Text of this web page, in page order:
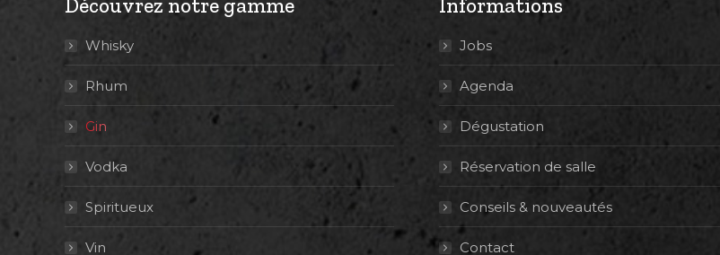
Découvrez notre gamme
Whisky
Rhum
Gin
Vodka
Spiritueux
Vin
Informations
Jobs
Agenda
Dégustation
Réservation de salle
Conseils & nouveautés
Contact